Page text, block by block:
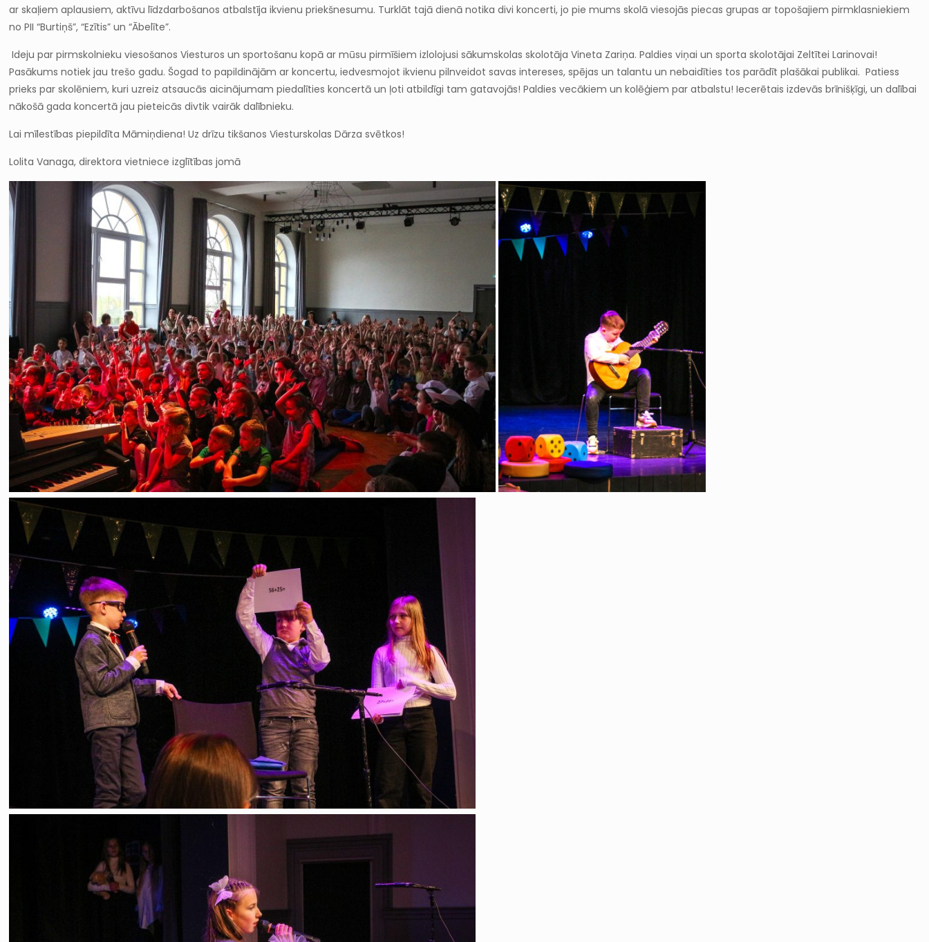
ar skaļiem aplausiem, aktīvu līdzdarbošanos atbalstīja ikvienu priekšnesumu. Turklāt tajā dienā notika divi koncerti, jo pie mums skolā viesojās piecas grupas ar topošajiem pirmklasniekiem
no PII “Burtiņš”, “Ezītis” un “Ābelīte”.
Ideju par pirmskolnieku viesošanos Viesturos un sportošanu kopā ar mūsu pirmīšiem izlolojusi sākumskolas skolotāja Vineta Zariņa. Paldies viņai un sporta skolotājai Zeltītei Larinovai!
Pasākums notiek jau trešo gadu. Šogad to papildinājām ar koncertu, iedvesmojot ikvienu pilnveidot savas intereses, spējas un talantu un nebaidīties tos parādīt plašākai publikai. Patiess
prieks par skolēniem, kuri uzreiz atsaucās aicinājumam piedalīties koncertā un ļoti atbildīgi tam gatavojās! Paldies vecākiem un kolēģiem par atbalstu! Iecerētais izdevās brīnišķīgi, un dalībai
nākošā gada koncertā jau pieteicās divtik vairāk dalībnieku.
Lai mīlestības piepildīta Māmiņdiena! Uz drīzu tikšanos Viesturskolas Dārza svētkos!
Lolita Vanaga, direktora vietniece izglītības jomā